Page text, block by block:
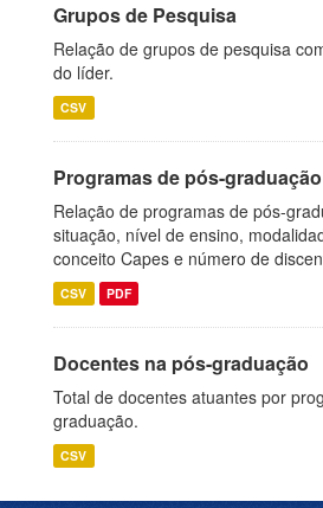
Grupos de Pesquisa
Relação de grupos de pesquisa
do líder.
CSV
Programas de pós-graduação
Relação de programas de pós-
situação, nível de ensino,
conceito Capes e número de
CSV PDF
Docentes na pós-graduação
Total de docentes atuantes por
graduação.
CSV